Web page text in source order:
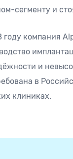
сегменту и
году компания
и
в
клиниках.